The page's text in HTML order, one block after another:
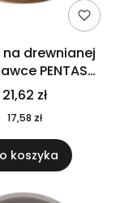
na drewnianej
PENTAS
40
21,62 zł
17,58 zł
koszyka